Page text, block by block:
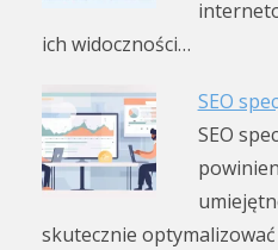
ich widoczności…
SEO
SEO
skutecznie